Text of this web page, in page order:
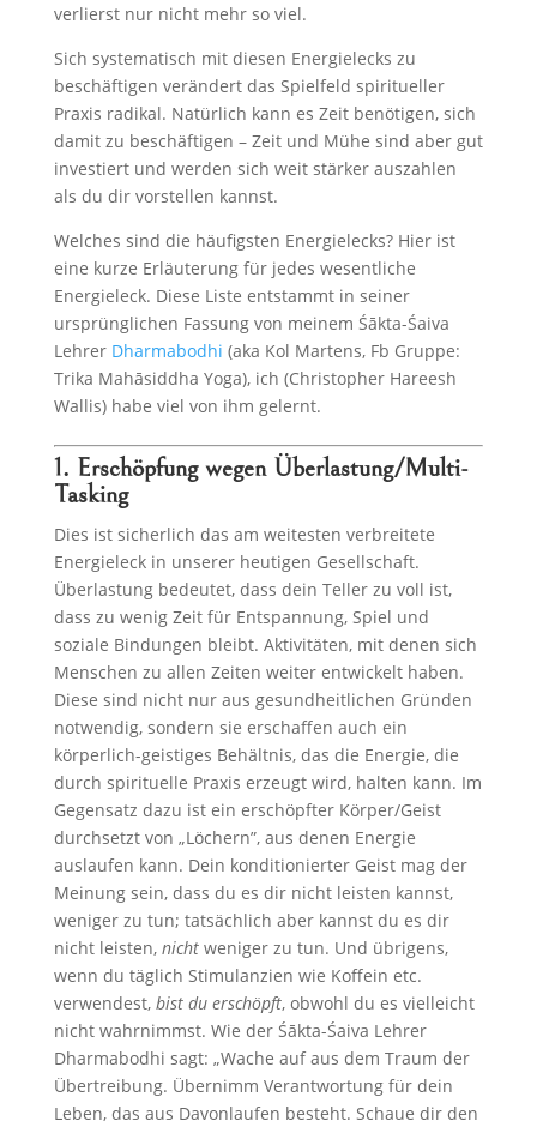
verlierst nur nicht mehr so viel.
Sich systematisch mit diesen Energielecks zu
beschäftigen verändert das Spielfeld spiritueller
Praxis radikal. Natürlich kann es Zeit benötigen, sich
damit zu beschäftigen – Zeit und Mühe sind aber gut
investiert und werden sich weit stärker auszahlen
als du dir vorstellen kannst.
Welches sind die häufigsten Energielecks? Hier ist
eine kurze Erläuterung für jedes wesentliche
Energieleck. Diese Liste entstammt in seiner
ursprünglichen Fassung von meinem Śākta-Śaiva
Lehrer Dharmabodhi (aka Kol Martens, Fb Gruppe:
Trika Mahāsiddha Yoga), ich (Christopher Hareesh
Wallis) habe viel von ihm gelernt.
1. Erschöpfung wegen Überlastung/Multi-
Tasking
Dies ist sicherlich das am weitesten verbreitete
Energieleck in unserer heutigen Gesellschaft.
Überlastung bedeutet, dass dein Teller zu voll ist,
dass zu wenig Zeit für Entspannung, Spiel und
soziale Bindungen bleibt. Aktivitäten, mit denen sich
Menschen zu allen Zeiten weiter entwickelt haben.
Diese sind nicht nur aus gesundheitlichen Gründen
notwendig, sondern sie erschaffen auch ein
körperlich-geistiges Behältnis, das die Energie, die
durch spirituelle Praxis erzeugt wird, halten kann. Im
Gegensatz dazu ist ein erschöpfter Körper/Geist
durchsetzt von „Löchern”, aus denen Energie
auslaufen kann. Dein konditionierter Geist mag der
Meinung sein, dass du es dir nicht leisten kannst,
weniger zu tun; tatsächlich aber kannst du es dir
nicht leisten, nichtweniger zu tun. Und übrigens,
wenn du täglich Stimulanzien wie Koffein etc.
verwendest, bist du erschöpft, obwohl du es vielleicht
nicht wahrnimmst. Wie der Śākta-Śaiva Lehrer
Dharmabodhi sagt: „Wache auf aus dem Traum der
Übertreibung. Übernimm Verantwortung für dein
Leben, das aus Davonlaufen besteht. Schaue dir den